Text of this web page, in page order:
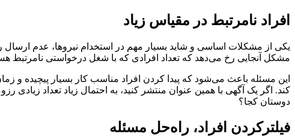
افراد نامرتبط در مقیاس زیاد
یکی از مشکلات اساسی و شاید بسیار مهم در استخدام نیروها، عدم
مشکل آنجایی رخ می‌دهد که تعداد افرادی که با شغل درخواستی نامرتبط
این مسئله باعث می‌شود که پیدا کردن افراد مناسب کار بسیار پیچیده و
کند. اگر یک آگهی با همین عنوان منتشر کنید، به احتمال زیاد تعداد
دوستان کجا؟
فیلترکردن افراد، راه‌حل مسئله